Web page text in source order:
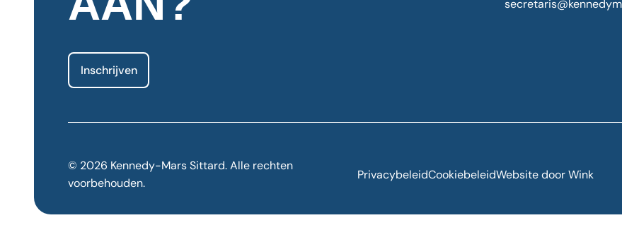
Inschrijven
© 2026 Kennedy-Mars Sittard. Alle rechten
voorbehouden.
PrivacybeleidCookiebeleidWebsite doorWink